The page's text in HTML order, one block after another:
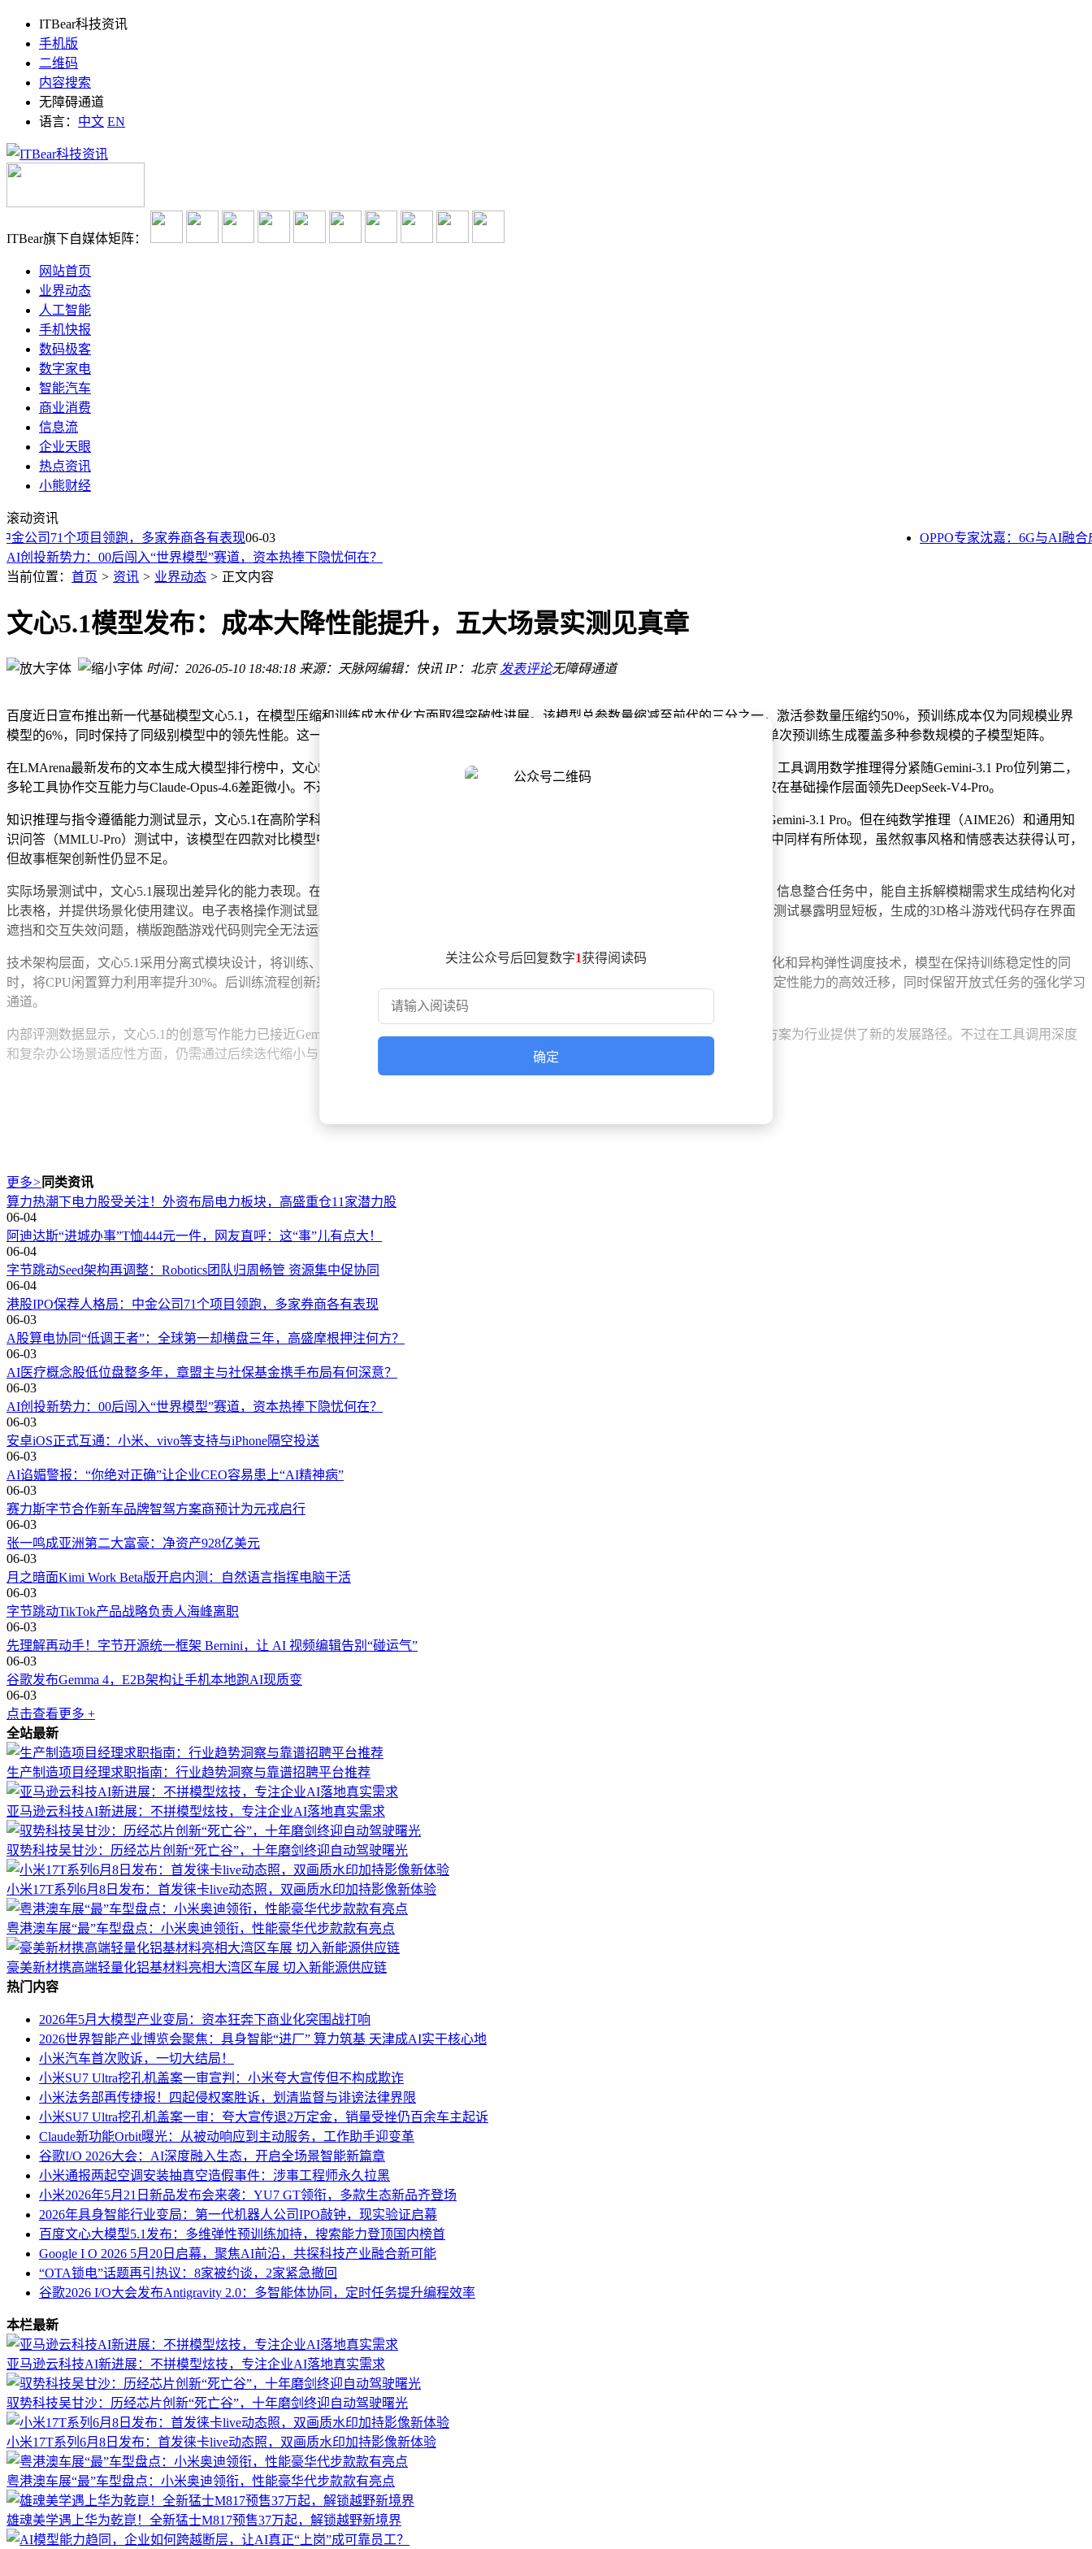
ITBear科技资讯
手机版
二维码
内容搜索
无障碍通道
语言： 中文 EN
ITBear旗下自媒体矩阵：
网站首页
业界动态
人工智能
手机快报
数码极客
数字家电
智能汽车
商业消费
信息流
企业天眼
热点资讯
小熊财经
滚动资讯
公司71个项目领跑，多家券商各有表现06-03 OPPO专家沈嘉：6G与AI融合
A股算电协同“低调王者”：全球第一却横盘三年，高盛摩根押注何方？
AI医疗概念股低位盘整多年，章盟主与社保基金携手布局有何深意？
AI创投新势力：00后闯入“世界模型”赛道，资本热捧下隐忧何在？
安卓iOS正式互通：小米、vivo等支持与iPhone隔空投送
赛力斯字节合作新车品牌智驾方案商预计为元戎启行
张一鸣成亚洲第二大富豪：净资产928亿美元
月之暗面Kimi Work Beta版开启内测：自然语言指挥电脑干活
字节跳动TikTok产品战略负责人海峰离职
A股算电协同“低调王者”：全球第一却横盘三年，高盛摩根押注何方？
当前位置： 首页 > 资讯 > 业界动态 > 正文内容
文心5.1模型发布：成本大降性能提升，五大场景实测见真章
时间：2026-05-10 18:48:18 来源：天脉网编辑：快讯 IP：北京 发表评论无障碍通道
百度近日宣布推出新一代基础模型文心5.1，在模型压缩和训练成本优化方面取得突破性进展。该模型总参数量缩减至前代的三分之一，激活参数量压缩约50%，预训练成本仅为同规模业界
模型的6%，同时保持了同级别模型中的领先性能。这一成果得益于百度自主研发的Once-for-All弹性训练方法，通过动态采样技术实现单次预训练生成覆盖多种参数规模的子模型矩阵。
在LMArena最新发布的文本生成大模型排行榜中，文心5.1以全球第14位的成绩跻身前列。该模型在Agentic能力测试中展现出不俗表现，工具调用数学推理得分紧随Gemini-3.1 Pro位列第二，
多轮工具协作交互能力与Claude-Opus-4.6差距微小。不过在深度搜索Agent任务中，电子表格工具操作能力较头部模型存在明显差距，仅在基础操作层面领先DeepSeek-V4-Pro。
知识推理与指令遵循能力测试显示，文心5.1在高阶学科知识推理（GPQA）和复杂指令遵循（AdvanceIF）两个维度表现突出，仅次于Gemini-3.1 Pro。但在纯数学推理（AIME26）和通用知
识问答（MMLU-Pro）测试中，该模型在四款对比模型中排名末位，与头部产品存在显著性能差异。这种能力分布特点在创意写作场景中同样有所体现，虽然叙事风格和情感表达获得认可，
但故事框架创新性仍显不足。
实际场景测试中，文心5.1展现出差异化的能力表现。在高考数学题解答场景，模型通过指示变量法和分布法给出完全正确的解答步骤；信息整合任务中，能自主拆解模糊需求生成结构化对
比表格，并提供场景化使用建议。电子表格操作测试显示，虽然基础数据处理能力达标，但复杂表格生成仍需多次指令修正。编程能力测试暴露明显短板，生成的3D格斗游戏代码存在界面
遮挡和交互失效问题，横版跑酷游戏代码则完全无法运行。
技术架构层面，文心5.1采用分离式模块设计，将训练、推理、奖励计算和智能体循环四个核心环节独立部署。通过FP8低精度算子库优化和异构弹性调度技术，模型在保持训练稳定性的同
时，将CPU闲置算力利用率提升30%。后训练流程创新采用"专家训练-能力融合"双轨机制，通过在线策略蒸馏技术实现代码、推理等确定性能力的高效迁移，同时保留开放式任务的强化学习
通道。
内部评测数据显示，文心5.1的创意写作能力已接近Gemini-3.1 Pro水平。该模型在国产大模型阵营中持续保持领先地位，其低成本训练方案为行业提供了新的发展路径。不过在工具调用深度
和复杂办公场景适应性方面，仍需通过后续迭代缩小与国际头部模型的差距。
关注公众号后回复数字1获得阅读码
确定
更多> 同类资讯
算力热潮下电力股受关注！外资布局电力板块，高盛重仓11家潜力股
06-04
阿迪达斯“进城办事”T恤444元一件，网友直呼：这“事”儿有点大！
06-04
字节跳动Seed架构再调整：Robotics团队归周畅管 资源集中促协同
06-04
港股IPO保荐人格局：中金公司71个项目领跑，多家券商各有表现
06-03
A股算电协同“低调王者”：全球第一却横盘三年，高盛摩根押注何方？
06-03
AI医疗概念股低位盘整多年，章盟主与社保基金携手布局有何深意？
06-03
AI创投新势力：00后闯入“世界模型”赛道，资本热捧下隐忧何在？
06-03
安卓iOS正式互通：小米、vivo等支持与iPhone隔空投送
06-03
AI谄媚警报：“你绝对正确”让企业CEO容易患上“AI精神病”
06-03
赛力斯字节合作新车品牌智驾方案商预计为元戎启行
06-03
张一鸣成亚洲第二大富豪：净资产928亿美元
06-03
月之暗面Kimi Work Beta版开启内测：自然语言指挥电脑干活
06-03
字节跳动TikTok产品战略负责人海峰离职
06-03
先理解再动手！字节开源统一框架 Bernini，让 AI 视频编辑告别“碰运气”
06-03
谷歌发布Gemma 4，E2B架构让手机本地跑AI现质变
06-03
点击查看更多 +
全站最新
生产制造项目经理求职指南：行业趋势洞察与靠谱招聘平台推荐
亚马逊云科技AI新进展：不拼模型炫技，专注企业AI落地真实需求
驭势科技吴甘沙：历经芯片创新“死亡谷”，十年磨剑终迎自动驾驶曙光
小米17T系列6月8日发布：首发徕卡live动态照，双画质水印加持影像新体验
粤港澳车展“最”车型盘点：小米奥迪领衔，性能豪华代步款款有亮点
豪美新材携高端轻量化铝基材料亮相大湾区车展 切入新能源供应链
热门内容
2026年5月大模型产业变局：资本狂奔下商业化突围战打响
2026世界智能产业博览会聚焦：具身智能“进厂” 算力筑基 天津成AI实干核心地
小米汽车首次败诉，一切大结局！
小米SU7 Ultra挖孔机盖案一审宣判：小米夸大宣传但不构成欺诈
小米法务部再传捷报！四起侵权案胜诉，划清监督与诽谤法律界限
小米SU7 Ultra挖孔机盖案一审：夸大宣传退2万定金，销量受挫仍百余车主起诉
Claude新功能Orbit曝光：从被动响应到主动服务，工作助手迎变革
谷歌I/O 2026大会：AI深度融入生态，开启全场景智能新篇章
小米通报两起空调安装抽真空造假事件：涉事工程师永久拉黑
小米2026年5月21日新品发布会来袭：YU7 GT领衔，多款生态新品齐登场
2026年具身智能行业变局：第一代机器人公司IPO敲钟，现实验证启幕
百度文心大模型5.1发布：多维弹性预训练加持，搜索能力登顶国内榜首
Google I O 2026 5月20日启幕，聚焦AI前沿，共探科技产业融合新可能
“OTA锁电”话题再引热议：8家被约谈，2家紧急撤回
谷歌2026 I/O大会发布Antigravity 2.0：多智能体协同，定时任务提升编程效率
本栏最新
亚马逊云科技AI新进展：不拼模型炫技，专注企业AI落地真实需求
驭势科技吴甘沙：历经芯片创新“死亡谷”，十年磨剑终迎自动驾驶曙光
小米17T系列6月8日发布：首发徕卡live动态照，双画质水印加持影像新体验
粤港澳车展“最”车型盘点：小米奥迪领衔，性能豪华代步款款有亮点
雄魂美学遇上华为乾崑！全新猛士M817预售37万起，解锁越野新境界